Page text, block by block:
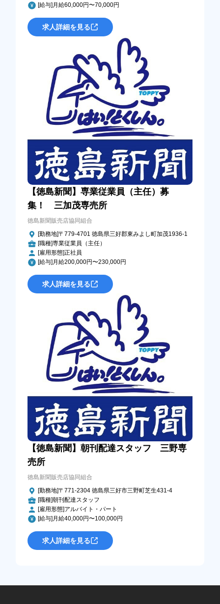
[給与]月給60,000円〜70,000円
求人詳細を見る
【徳島新聞】専業従業員（主任）募
集！ 三加茂専売所
徳島新聞販売店協同組合
[勤務地]〒779-4701 徳島県三好郡東みよし町加茂1936-1
[職種]専業従業員（主任）
[雇用形態]正社員
[給与]月給200,000円〜230,000円
求人詳細を見る
【徳島新聞】朝刊配達スタッフ 三野専
売所
徳島新聞販売店協同組合
[勤務地]〒771-2304 徳島県三好市三野町芝生431-4
[職種]朝刊配達スタッフ
[雇用形態]アルバイト・パート
[給与]月給40,000円〜100,000円
求人詳細を見る